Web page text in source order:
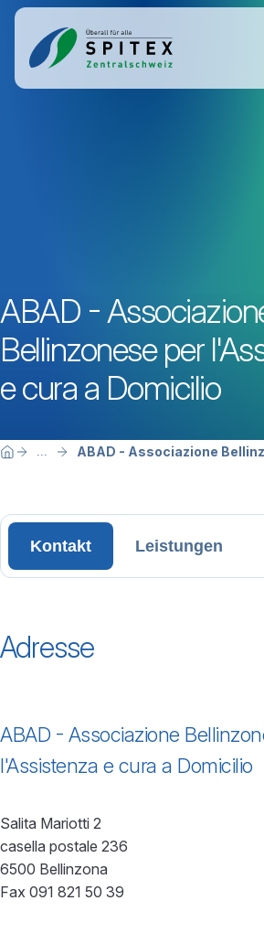
ABAD -
Bellinzonese per
e cura a Domicilio
Breadcrumbnavigation
Sie befinden sich hier:
Home ... ABAD - Associazione
Kontakt Leistungen
Adresse
ABAD - Associazione
l'Assistenza e cura a Domicilio
Salita Mariotti 2
casella postale 236
6500 Bellinzona
Fax 091 821 50 39